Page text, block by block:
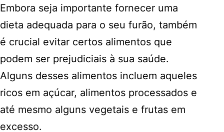
Embora seja importante fornecer uma
dieta adequada para o seu furão, também
é crucial evitar certos alimentos que
podem ser prejudiciais à sua saúde.
Alguns desses alimentos incluem aqueles
ricos em açúcar, alimentos processados e
até mesmo alguns vegetais e frutas em
excesso.